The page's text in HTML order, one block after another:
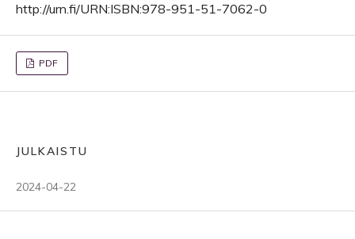
http://urn.fi/URN:ISBN:978-951-51-7062-0
PDF
JULKAISTU
2024-04-22